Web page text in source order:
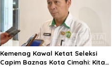
Kemenag Kawal Ketat Seleksi
Capim Baznas Kota Cimahi: Kita